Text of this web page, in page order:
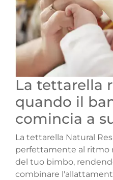
La tettarella
quando il
comincia a
La tettarella Natural
perfettamente al ritmo
del tuo bimbo,
combinare